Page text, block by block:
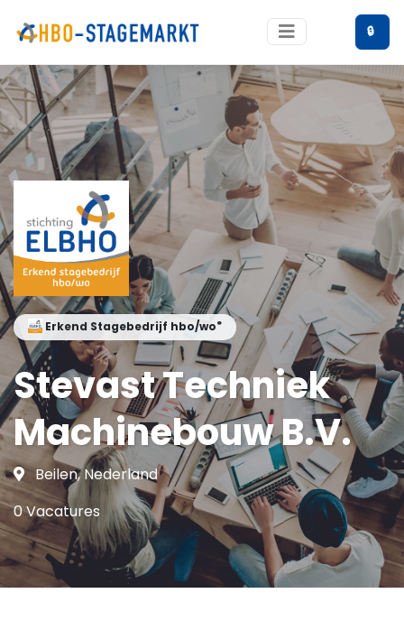
🔒
Erkend Stagebedrijf hbo/wo®
Stevast Techniek
Machinebouw B.V.
Beilen, Nederland
0 Vacatures